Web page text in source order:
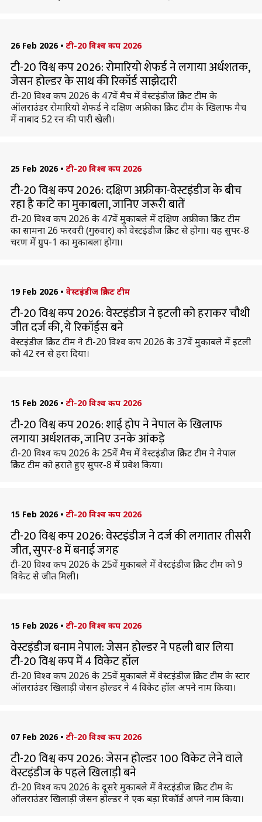
26 Feb 2026 • टी-20 विश्व कप 2026
टी-20 विश्व कप 2026: रोमारियो शेफर्ड ने लगाया अर्धशतक,
जेसन होल्डर के साथ की रिकॉर्ड साझेदारी
टी-20 विश्व कप 2026 के 47वें मैच में वेस्टइंडीज क्रिकेट टीम के
ऑलराउंडर रोमारियो शेफर्ड ने दक्षिण अफ्रीका क्रिकेट टीम के खिलाफ मैच
में नाबाद 52 रन की पारी खेली।
25 Feb 2026 • टी-20 विश्व कप 2026
टी-20 विश्व कप 2026: दक्षिण अफ्रीका-वेस्टइंडीज के बीच
रहा है कांटे का मुकाबला, जानिए जरूरी बातें
टी-20 विश्व कप 2026 के 47वें मुकाबले में दक्षिण अफ्रीका क्रिकेट टीम
का सामना 26 फरवरी (गुरुवार) को वेस्टइंडीज क्रिकेट से होगा। यह सुपर-8
चरण में ग्रुप-1 का मुकाबला होगा।
19 Feb 2026 • वेस्टइंडीज क्रिकेट टीम
टी-20 विश्व कप 2026: वेस्टइंडीज ने इटली को हराकर चौथी
जीत दर्ज की, ये रिकॉर्ड्स बने
वेस्टइंडीज क्रिकेट टीम ने टी-20 विश्व कप 2026 के 37वें मुकाबले में इटली
को 42 रन से हरा दिया।
15 Feb 2026 • टी-20 विश्व कप 2026
टी-20 विश्व कप 2026: शाई होप ने नेपाल के खिलाफ
लगाया अर्धशतक, जानिए उनके आंकड़े
टी-20 विश्व कप 2026 के 25वें मैच में वेस्टइंडीज क्रिकेट टीम ने नेपाल
क्रिकेट टीम को हराते हुए सुपर-8 में प्रवेश किया।
15 Feb 2026 • टी-20 विश्व कप 2026
टी-20 विश्व कप 2026: वेस्टइंडीज ने दर्ज की लगातार तीसरी
जीत, सुपर-8 में बनाई जगह
टी-20 विश्व कप 2026 के 25वें मुकाबले में वेस्टइंडीज क्रिकेट टीम को 9
विकेट से जीत मिली।
15 Feb 2026 • टी-20 विश्व कप 2026
वेस्टइंडीज बनाम नेपाल: जेसन होल्डर ने पहली बार लिया
टी-20 विश्व कप में 4 विकेट हॉल
टी-20 विश्व कप 2026 के 25वें मुकाबले में वेस्टइंडीज क्रिकेट टीम के स्टार
ऑलराउंडर खिलाड़ी जेसन होल्डर ने 4 विकेट हॉल अपने नाम किया।
07 Feb 2026 • टी-20 विश्व कप 2026
टी-20 विश्व कप 2026: जेसन होल्डर 100 विकेट लेने वाले
वेस्टइंडीज के पहले खिलाड़ी बने
टी-20 विश्व कप 2026 के दूसरे मुकाबले में वेस्टइंडीज क्रिकेट टीम के
ऑलराउंडर खिलाड़ी जेसन होल्डर ने एक बड़ा रिकॉर्ड अपने नाम किया।